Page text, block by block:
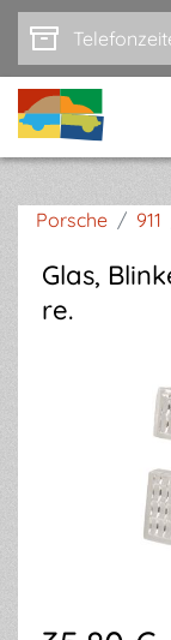
Zum Hauptinhalt
Porsche / 911
Glas,
re.